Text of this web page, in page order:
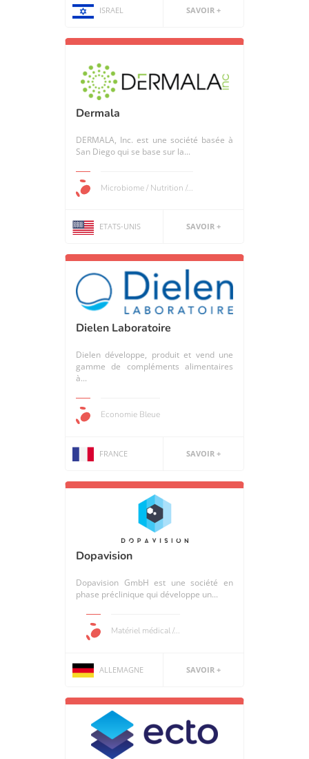
ISRAEL SAVOIR +
Dermala
DERMALA, Inc. est une société basée à
San Diego qui se base sur la...
Microbiome / Nutrition /...
ETATS-UNIS SAVOIR +
Dielen Laboratoire
Dielen développe, produit et vend une
gamme de compléments alimentaires
à...
Economie Bleue
FRANCE SAVOIR +
Dopavision
Dopavision GmbH est une société en
phase préclinique qui développe un...
Matériel médical /...
ALLEMAGNE SAVOIR +